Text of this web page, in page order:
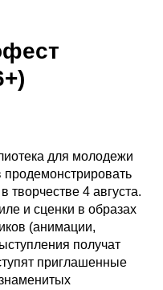
для молодежи
продемонстрировать
творчестве 4 августа.
и сценки в образах
(анимации,
получат
приглашенные